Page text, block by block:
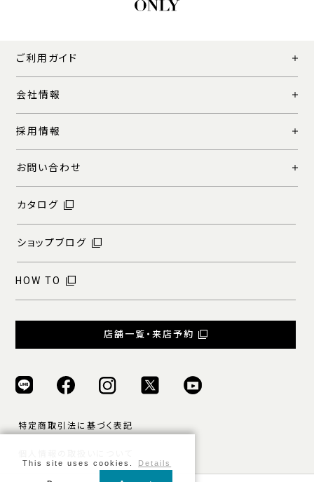
ご利用ガイド
会社情報
採用情報
お問い合わせ
カタログ
ショップブログ
HOW TO
店舗一覧・来店予約
特定商取引法に基づく表記
This site uses cookies. Details